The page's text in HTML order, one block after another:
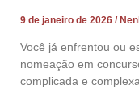
9 de janeiro de 2026
Você já enfrentou ou
nomeação em
complicada e